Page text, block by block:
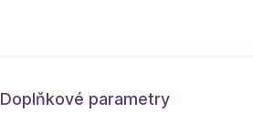
Doplňkové parametry